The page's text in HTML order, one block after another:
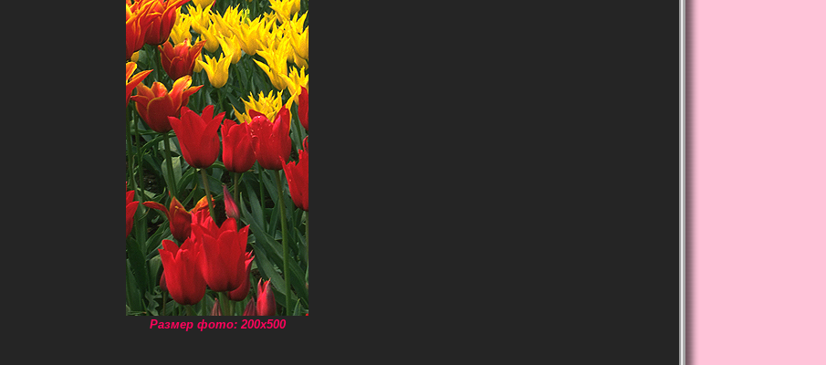
Размер фото: 200x500